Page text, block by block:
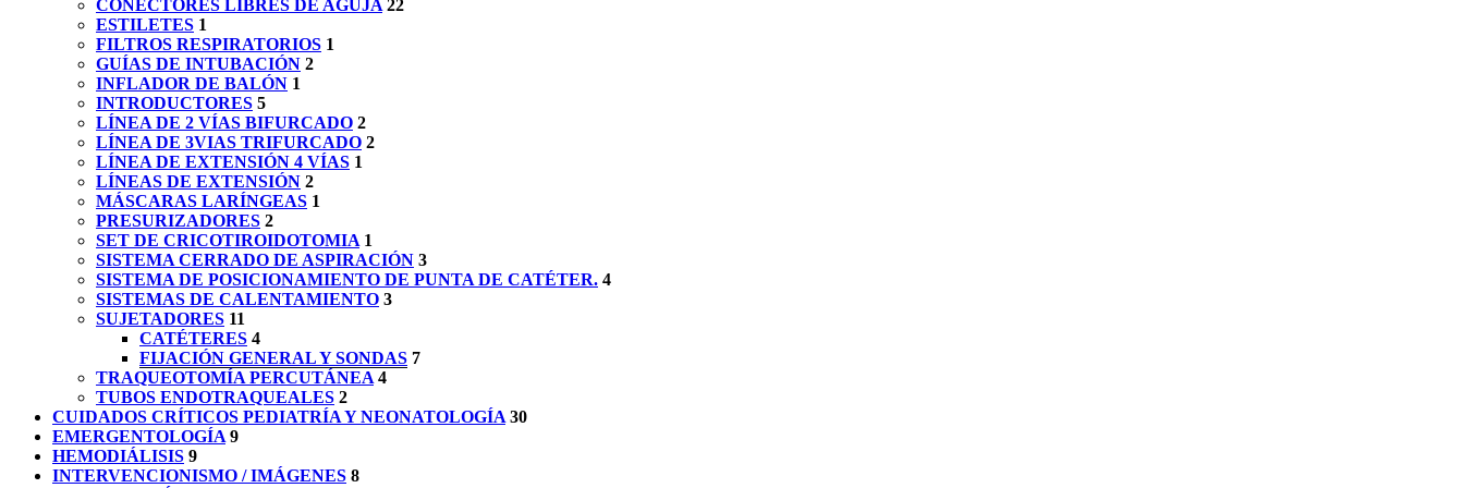
CONECTORES LIBRES DE AGUJA 22
ESTILETES 1
FILTROS RESPIRATORIOS 1
GUÍAS DE INTUBACIÓN 2
INFLADOR DE BALÓN 1
INTRODUCTORES 5
LÍNEA DE 2 VÍAS BIFURCADO 2
LÍNEA DE 3VIAS TRIFURCADO 2
LÍNEA DE EXTENSIÓN 4 VÍAS 1
LÍNEAS DE EXTENSIÓN 2
MÁSCARAS LARÍNGEAS 1
PRESURIZADORES 2
SET DE CRICOTIROIDOTOMIA 1
SISTEMA CERRADO DE ASPIRACIÓN 3
SISTEMA DE POSICIONAMIENTO DE PUNTA DE CATÉTER. 4
SISTEMAS DE CALENTAMIENTO 3
SUJETADORES 11
CATÉTERES 4
FIJACIÓN GENERAL Y SONDAS 7
TRAQUEOTOMÍA PERCUTÁNEA 4
TUBOS ENDOTRAQUEALES 2
CUIDADOS CRÍTICOS PEDIATRÍA Y NEONATOLOGÍA 30
EMERGENTOLOGÍA 9
HEMODIÁLISIS 9
INTERVENCIONISMO / IMÁGENES 8